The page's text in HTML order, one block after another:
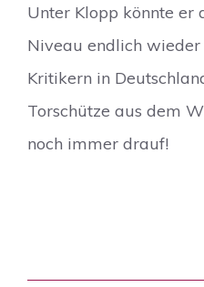
Unter Klopp könnte er
Niveau endlich
Kritikern in
Torschütze aus dem
noch immer drauf!